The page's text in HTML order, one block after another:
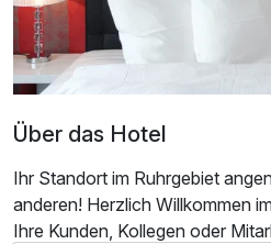
Zusatznächte
Über das Hotel
Ihr Standort im Ruhrgebiet
anderen! Herzlich Willkommen
Ihre Kunden, Kollegen oder